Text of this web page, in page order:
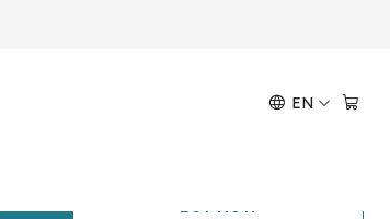
EN
Bohemio Turquesa-
BUY NOW